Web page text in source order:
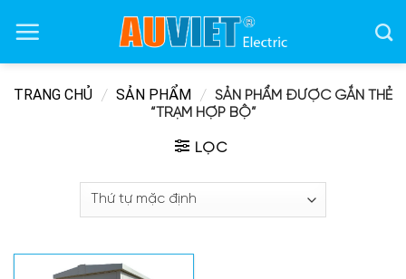
TRANG CHỦ / SẢN PHẨM / SẢN PHẨM ĐƯỢC GẮN THẺ
“TRẠM HỢP BỘ”
LỌC